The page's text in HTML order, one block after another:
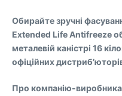
Обирайте зручні
Extended Life Antifreeze
металевій каністрі 16
офіційних
Про компанію-